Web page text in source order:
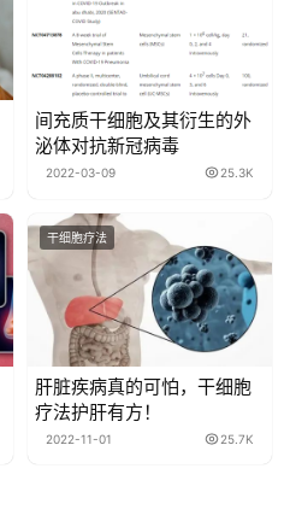
间充质干细胞及其衍生的外
泌体对抗新冠病毒
2022-03-09 25.3K
干细胞疗法
肝脏疾病真的可怕，干细胞
疗法护肝有方！
2022-11-01 25.7K